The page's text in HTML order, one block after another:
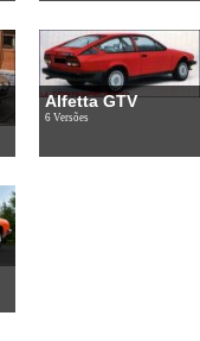
Alfetta GTV
6 Versões